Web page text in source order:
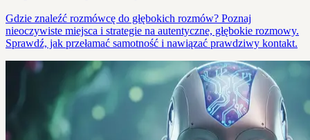
Gdzie znaleźć rozmówcę do głębokich rozmów? Poznaj
nieoczywiste miejsca i strategie na autentyczne, głębokie rozmowy.
Sprawdź, jak przełamać samotność i nawiązać prawdziwy kontakt.